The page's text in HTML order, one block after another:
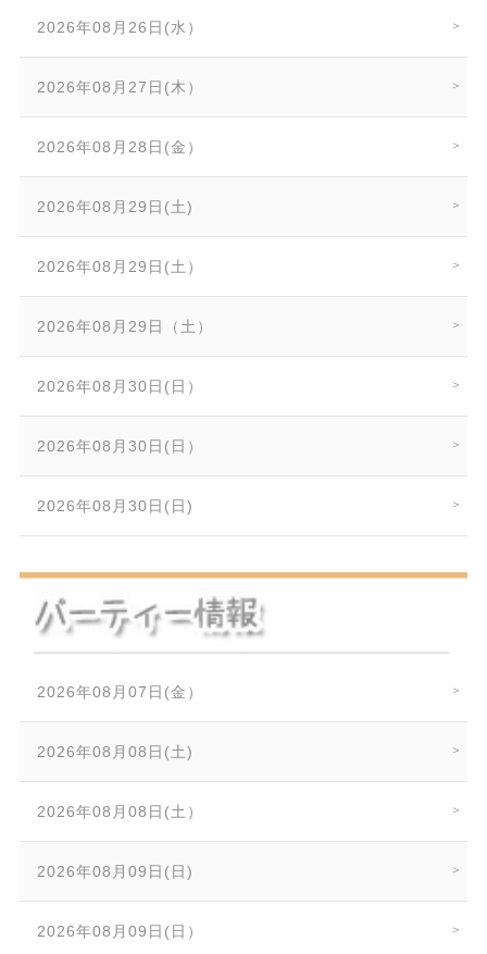
2026年08月26日(水）
2026年08月27日(木）
2026年08月28日(金）
2026年08月29日(土)
2026年08月29日(土）
2026年08月29日（土）
2026年08月30日(日）
2026年08月30日(日）
2026年08月30日(日)
2026年08月07日(金）
2026年08月08日(土)
2026年08月08日(土）
2026年08月09日(日)
2026年08月09日(日）